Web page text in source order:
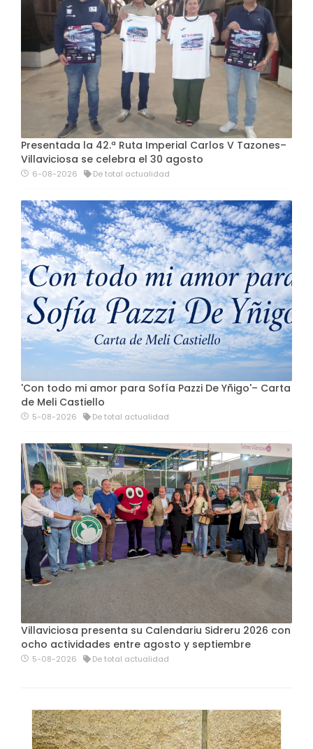
Presentada la 42.ª Ruta Imperial Carlos V Tazones–
Villaviciosa se celebra el 30 agosto
6-08-2026 De total actualidad
'Con todo mi amor para Sofía Pazzi De Yñigo'– Carta
de Meli Castiello
5-08-2026 De total actualidad
Villaviciosa presenta su Calendariu Sidreru 2026 con
ocho actividades entre agosto y septiembre
5-08-2026 De total actualidad